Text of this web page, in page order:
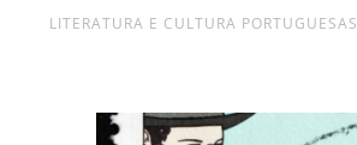
LITERATURA E CULTURA PORTUGUESAS